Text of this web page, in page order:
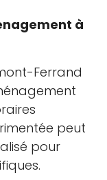
à
Ferrand
peut
pour